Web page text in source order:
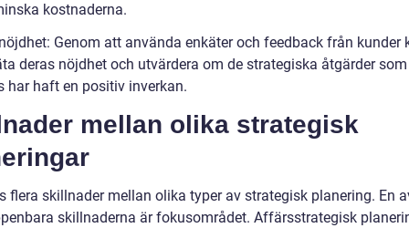
kostnaderna.
Genom att använda enkäter och feedback från kunder
deras nöjdhet och utvärdera om de strategiska åtgärder som
har haft en positiv inverkan.
mellan olika strategisk
flera skillnader mellan olika typer av strategisk planering. En
skillnaderna är fokusområdet. Affärsstrategisk